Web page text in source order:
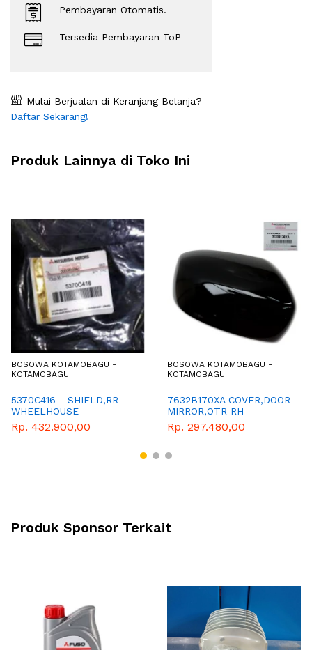
Pembayaran Otomatis.
Tersedia Pembayaran ToP
Mulai Berjualan di Keranjang Belanja?
Daftar Sekarang!
Produk Lainnya di Toko Ini
BOSOWA KOTAMOBAGU -
KOTAMOBAGU
5370C416 - SHIELD,RR
WHEELHOUSE
SPLASH,RH-PENAHAN
LUMPUR DEPAN KANAN
Rp. 432.900,00
BOSOWA KOTAMOBAGU -
KOTAMOBAGU
7632B170XA COVER,DOOR
MIRROR,OTR RH
Rp. 297.480,00
Produk Sponsor Terkait